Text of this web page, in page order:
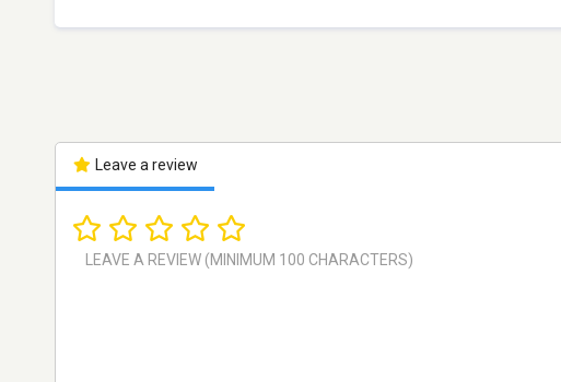
Leave a review